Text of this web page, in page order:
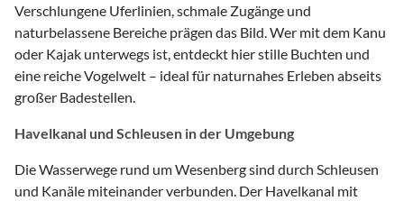
Verschlungene Uferlinien, schmale Zugänge und
naturbelassene Bereiche prägen das Bild. Wer mit dem Kanu
oder Kajak unterwegs ist, entdeckt hier stille Buchten und
eine reiche Vogelwelt – ideal für naturnahes Erleben abseits
großer Badestellen.
Havelkanal und Schleusen in der Umgebung
Die Wasserwege rund um Wesenberg sind durch Schleusen
und Kanäle miteinander verbunden. Der Havelkanal mit